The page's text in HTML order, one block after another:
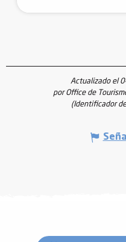
Actualizado el
por Office de
(Identificador